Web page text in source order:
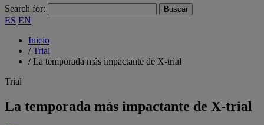
Search for:
ES EN
Inicio
/Trial
/La temporada más impactante de X-trial
Trial
La temporada más impactante de X-trial